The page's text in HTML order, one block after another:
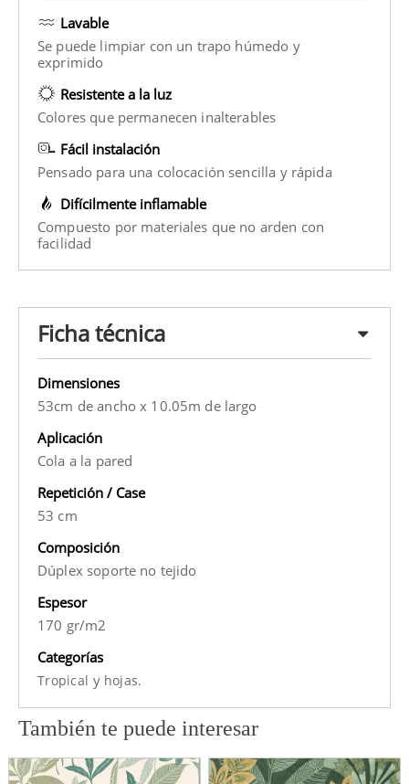
Lavable
Se puede limpiar con un trapo húmedo y
exprimido
Resistente a la luz
Colores que permanecen inalterables
Fácil instalación
Pensado para una colocación sencilla y rápida
Difícilmente inflamable
Compuesto por materiales que no arden con
facilidad
Ficha técnica
Dimensiones
53cm de ancho x 10.05m de largo
Aplicación
Cola a la pared
Repetición / Case
53 cm
Composición
Dúplex soporte no tejido
Espesor
170 gr/m2
Categorías
Tropical y hojas.
También te puede interesar